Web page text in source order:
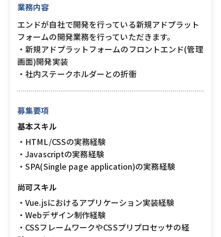
業務内容
エンドが自社で開発を行っている新規アドプラット
フォームの開発業務を行っていただきます。
・新規アドプラットフォームのフロントエンド(管理
画面)開発実装
・社内ステークホルダーとの折衝
募集要項
基本スキル
・HTML/CSSの実務経験
・Javascriptの実務経験
・SPA(Single page application)の実務経験
尚可スキル
・Vue.jsにおけるアプリケーション実装経験
・Webデザイン制作経験
・CSSフレームワークやCSSプリプロセッサの経